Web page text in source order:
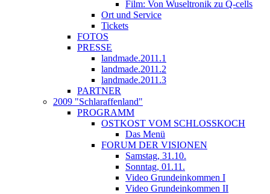
Film: Von Wuseltronik zu Q-cells
Ort und Service
Tickets
FOTOS
PRESSE
landmade.2011.1
landmade.2011.2
landmade.2011.3
PARTNER
2009 "Schlaraffenland"
PROGRAMM
OSTKOST VOM SCHLOSSKOCH
Das Menü
FORUM DER VISIONEN
Samstag, 31.10.
Sonntag, 01.11.
Video Grundeinkommen I
Video Grundeinkommen II